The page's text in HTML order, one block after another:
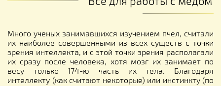
Много ученых занимавшихся изучением пчел, считали
их наиболее совершенными из всех существ с точки
зрения интеллекта, и с этой точки зрения располагали
их сразу после человека, хотя мозг их занимает по
весу только 174-ю часть их тела. Благодаря
интеллекту (как считают некоторые) или инстинкту (по